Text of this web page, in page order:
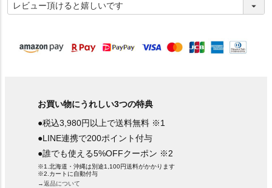
必
須
お買い物にうれしい3つの特典
●税込3,980円以上で送料無料 ※1
●LINE連携で200ポイント付与
●誰でも使える5%OFFクーポン ※2
※1.北海道・沖縄は別途1,100円送料がかかります
※2.カートに自動付与
→返品について